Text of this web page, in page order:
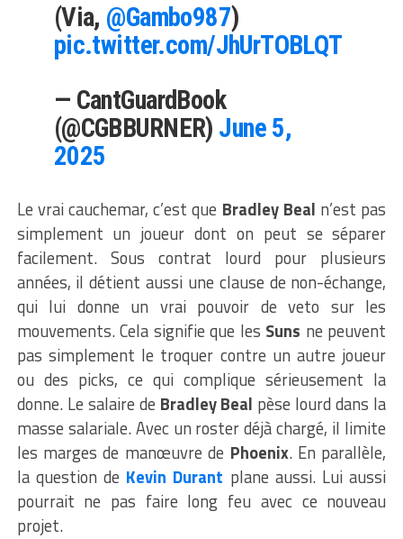
(Via, @Gambo987)
pic.twitter.com/JhUrTOBLQT
— CantGuardBook
(@CGBBURNER) June 5,
2025
Le vrai cauchemar, c’est que Bradley Beal n’est pas
simplement un joueur dont on peut se séparer
facilement. Sous contrat lourd pour plusieurs
années, il détient aussi une clause de non-échange,
qui lui donne un vrai pouvoir de veto sur les
mouvements. Cela signifie que les Suns ne peuvent
pas simplement le troquer contre un autre joueur
ou des picks, ce qui complique sérieusement la
donne. Le salaire de Bradley Beal pèse lourd dans la
masse salariale. Avec un roster déjà chargé, il limite
les marges de manœuvre de Phoenix. En parallèle,
la question de Kevin Durant plane aussi. Lui aussi
pourrait ne pas faire long feu avec ce nouveau
projet.